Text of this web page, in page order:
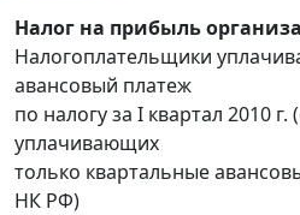
Налог на прибыль
Налогоплательщики
авансовый платеж
по налогу за I квартал 2010
уплачивающих
только квартальные
НК РФ)